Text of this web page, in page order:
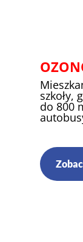
szkoły,
do 800